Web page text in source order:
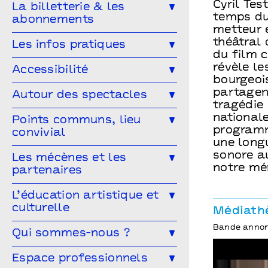
Projet participatif
En famille Ateliers
Projet participatif : Deblozay
Ailleurs & Ici • PIPD
Artistes en résidence 2024-2027
Résidences précédentes
La billetterie & les
abonnements
Comment réserver ? Les tarifs
Vous venez en groupe ?
Les infos pratiques
Venir à Points communs
Hors-les-murs
Accessibilité
L’accessibilité pour tous·tes !
sociale ?
Autour des spectacles
Les ateliers de pratique
Les Conversations
Visitez les théâtres
Points communs, lieu
convivial
Le Mélangeur
Le Service garderie
Les mécènes et les
partenaires
Devenir mécène
Cultivons nos points communs
Les partenaires
L’éducation artistique et
culturelle
L’éducation artistique et culturelle
à Points communs
Vous êtes enseignant·e ?
Qui sommes-nous ?
L’équipe
Espace professionnels
Cyril
temps
metteur
théâtral
du film
révèle
tragédie
une
sonore
notre
Bande